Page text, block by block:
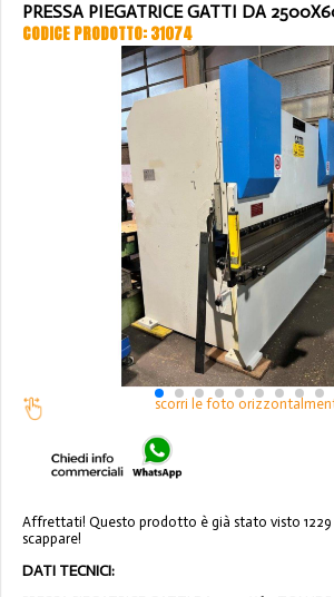
PRESSA PIEGATRICE GATTI DA
CODICE PRODOTTO: 31074
scorri le foto
Affrettati! Questo prodotto è già stato visto
scappare!
DATI TECNICI: